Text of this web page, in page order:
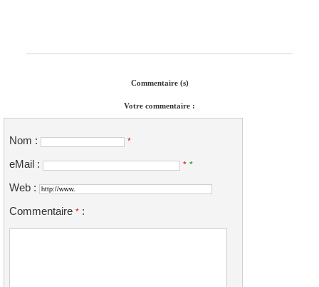
Commentaire (s)
Votre commentaire :
Nom : *
eMail : * *
Web :
Commentaire * :